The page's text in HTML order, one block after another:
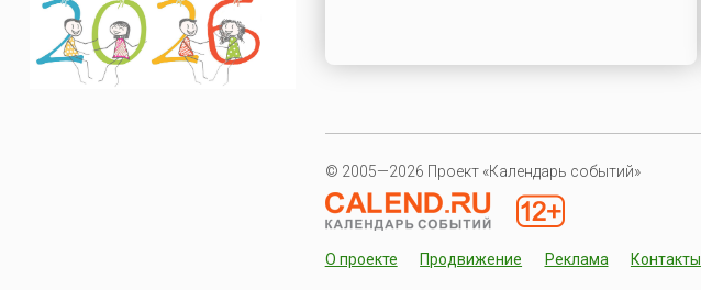
© 2005—2026 Проект «Календарь событий»
О проекте Продвижение Реклама Контакты